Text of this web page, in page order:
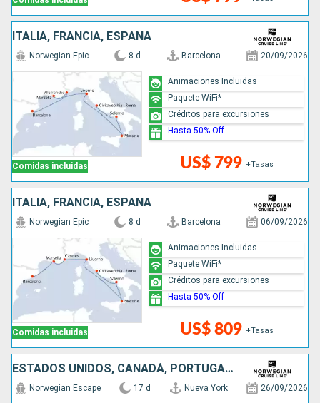
ITALIA, FRANCIA, ESPAÑA
Comidas incluidas
Norwegian Epic 8 d Barcelona 20/09/2026
US$ 799 +Tasas
Animaciones Incluidas
Paquete WiFi*
Créditos para excursiones
Hasta 50% Off
ITALIA, FRANCIA, ESPAÑA
Comidas incluidas
Norwegian Epic 8 d Barcelona 06/09/2026
US$ 809 +Tasas
Animaciones Incluidas
Paquete WiFi*
Créditos para excursiones
Hasta 50% Off
ESTADOS UNIDOS, CANADÁ, PORTUGAL, ESPAÑA
Norwegian Escape 17 d Nueva York 26/09/2026